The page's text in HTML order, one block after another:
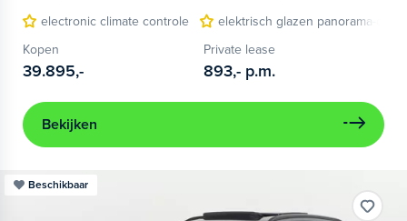
electronic climate controle
elektrisch glazen panorama-dak
Kopen
39.895,-
Private lease
893,- p.m.
Bekijken
Beschikbaar